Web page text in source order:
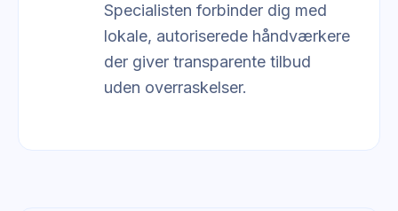
Specialisten forbinder dig med
lokale, autoriserede håndværkere
der giver transparente tilbud
uden overraskelser.